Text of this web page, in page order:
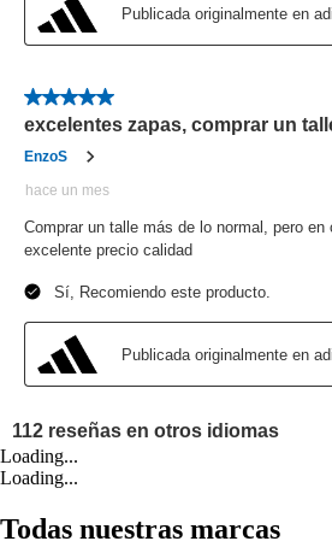
Loading...
Loading...
Todas nuestras marcas